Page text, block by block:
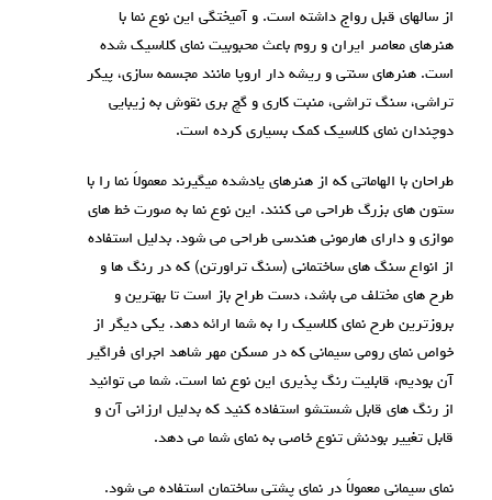
از سالهای قبل رواج داشته است. و آمیختگی این نوع نما با
هنرهای معاصر ایران و روم باعث محبوبیت نمای کلاسیک شده
است. هنرهای سنتی و ریشه دار اروپا مانند مجسمه سازی، پیکر
تراشی، سنگ تراشی، منبت کاری و گچ بری نقوش به زیبایی
دوچندان نمای کلاسیک کمک بسیاری کرده است.
طراحان با الهاماتی که از هنرهای یادشده میگیرند معمولاً نما را با
ستون های بزرگ طراحی می کنند. این نوع نما به صورت خط های
موازی و دارای هارمونی هندسی طراحی می شود. بدلیل استفاده
از انواع سنگ های ساختمانی (سنگ تراورتن) که در رنگ ها و
طرح های مختلف می باشد، دست طراح باز است تا بهترین و
بروزترین طرح نمای کلاسیک را به شما ارائه دهد. یکی دیگر از
خواص نمای رومی سیمانی که در مسکن مهر شاهد اجرای فراگیر
آن بودیم، قابلیت رنگ پذیری این نوع نما است. شما می توانید
از رنگ های قابل شستشو استفاده کنید که بدلیل ارزانی آن و
قابل تغییر بودنش تنوع خاصی به نمای شما می دهد.
نمای سیمانی معمولاً در نمای پشتی ساختمان استفاده می شود.